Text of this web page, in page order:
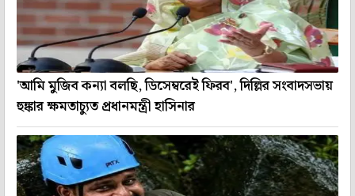
'আমি মুজিব কন্যা বলছি, ডিসেম্বরেই ফিরব', দিল্লির সংবাদসভায়
হুঙ্কার ক্ষমতাচ্যুত প্রধানমন্ত্রী হাসিনার